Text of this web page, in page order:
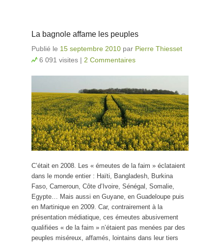
La bagnole affame les peuples
Publié le 15 septembre 2010 par Pierre Thiesset
6 091 visites | 2 Commentaires
C’était en 2008. Les « émeutes de la faim » éclataient
dans le monde entier : Haïti, Bangladesh, Burkina
Faso, Cameroun, Côte d’Ivoire, Sénégal, Somalie,
Egypte… Mais aussi en Guyane, en Guadeloupe puis
en Martinique en 2009. Car, contrairement à la
présentation médiatique, ces émeutes abusivement
qualifiées « de la faim » n’étaient pas menées par des
peuples miséreux, affamés, lointains dans leur tiers